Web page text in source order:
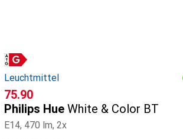
Leuchtmittel
CHF
75.90
Philips Hue White & Color BT
E14, 470 lm, 2x